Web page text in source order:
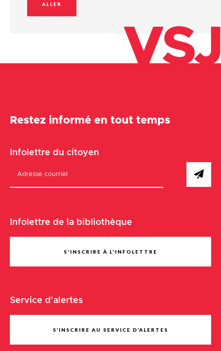
ALLER
VSJ
Restez informé en tout temps
Infolettre du citoyen
Infolettre de la bibliothèque
S'INSCRIRE À L'INFOLETTRE
Service d'alertes
S’INSCRIRE AU SERVICE D’ALERTES